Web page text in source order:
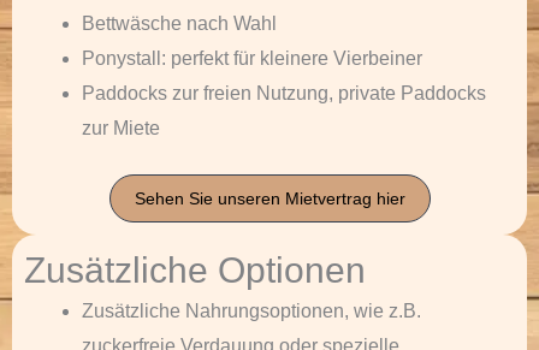
Bettwäsche nach Wahl
Ponystall: perfekt für kleinere Vierbeiner
Paddocks zur freien Nutzung, private Paddocks
zur Miete
Sehen Sie unseren Mietvertrag hier
Zusätzliche Optionen
Zusätzliche Nahrungsoptionen, wie z.B.
zuckerfreie Verdauung oder spezielle